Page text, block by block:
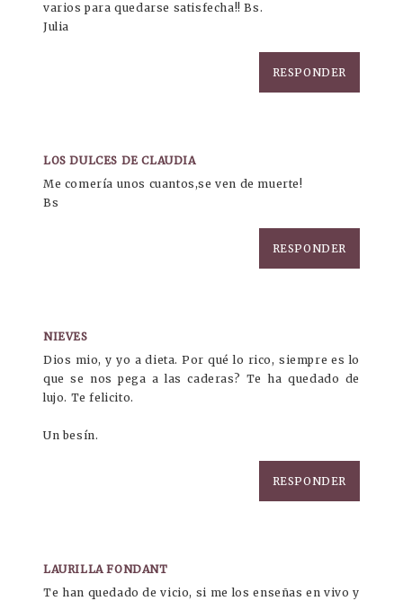
varios para quedarse satisfecha!! Bs.
Julia
RESPONDER
LOS DULCES DE CLAUDIA
Me comería unos cuantos,se ven de muerte!
Bs
RESPONDER
NIEVES
Dios mio, y yo a dieta. Por qué lo rico, siempre es lo
que se nos pega a las caderas? Te ha quedado de
lujo. Te felicito.
Un besín.
RESPONDER
LAURILLA FONDANT
Te han quedado de vicio, si me los enseñas en vivo y